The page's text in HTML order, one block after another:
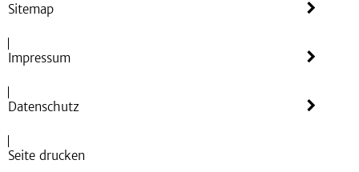
Sitemap
Impressum
Datenschutz
Seite drucken